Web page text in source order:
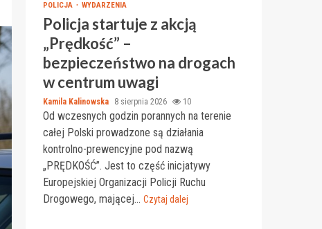
POLICJA WYDARZENIA
Policja startuje z akcją
„Prędkość” –
bezpieczeństwo na drogach
w centrum uwagi
Kamila Kalinowska 8 sierpnia 2026 10
Od wczesnych godzin porannych na terenie
całej Polski prowadzone są działania
kontrolno-prewencyjne pod nazwą
„PRĘDKOŚĆ”. Jest to część inicjatywy
Europejskiej Organizacji Policji Ruchu
Drogowego, mającej... Czytaj dalej